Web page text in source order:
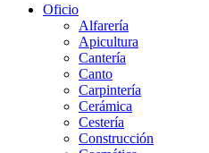
Oficio
Alfarería
Apicultura
Cantería
Canto
Carpintería
Cerámica
Cestería
Construcción